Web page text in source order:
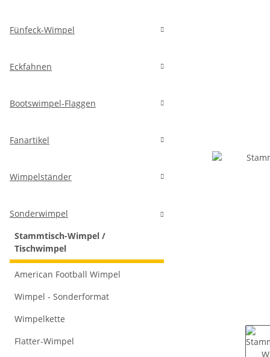
Fünfeck-Wimpel
Eckfahnen
Bootswimpel-Flaggen
Fanartikel
Wimpelständer
Sonderwimpel
Stammtisch-Wimpel /
Tischwimpel
American Football Wimpel
Wimpel - Sonderformat
Wimpelkette
Flatter-Wimpel